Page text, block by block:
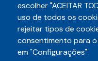
Telefone
(85)3248-
E-mail
escolher "ACEITAR
uso de todos os
rejeitar tipos de
consentimento para
em "Configurações".